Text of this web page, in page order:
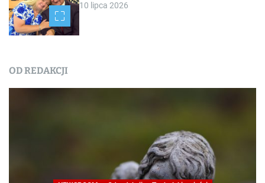
10 lipca 2026
OD REDAKCJI
Podróże małe i duże. Ścieżka
przyrodniczo-dydaktyczna